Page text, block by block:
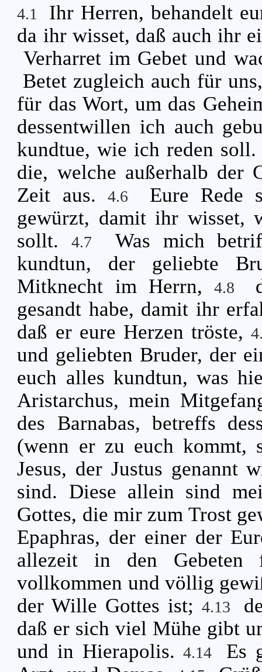
4.1
Ihr Herren, behandelt
da ihr wisset, daß auch ihr
Verharret im Gebet und
Betet zugleich auch für
für das Wort, um das
dessentwillen ich auch
kundtue, wie ich reden
die, welche außerhalb der
Zeit aus.
4.6
Eure Rede
gewürzt, damit ihr wisset,
sollt.4.7
Was mich
kundtun, der geliebte
Mitknecht im Herrn,
4.8
gesandt habe, damit ihr
daß er eure Herzen tröste,
und geliebten Bruder, der
euch alles kundtun, was
Aristarchus, mein
des Barnabas, betreffs
(wenn er zu euch
Jesus, der Justus genannt
sind. Diese allein sind
Gottes, die mir zum Trost
Epaphras, der einer der
allezeit in den
vollkommen und völlig
der Wille Gottes ist; 4.13
daß er sich viel Mühe gibt
und in Hierapolis.4.14
Es